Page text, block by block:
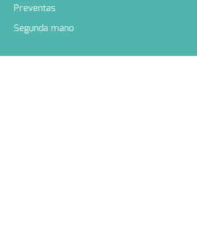
Preventas
Segunda mano